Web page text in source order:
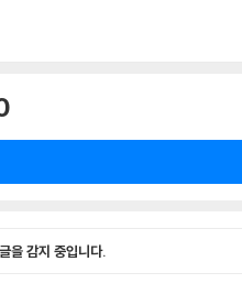
을 감지 중입니다.